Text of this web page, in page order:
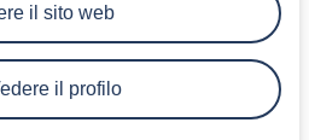
il sito web
il profilo